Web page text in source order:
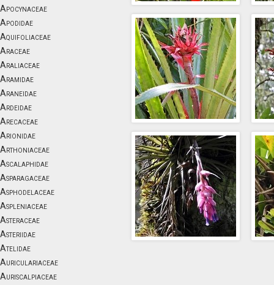
Apocynaceae
Apodidae
Aquifoliaceae
Araceae
Araliaceae
Aramidae
Araneidae
Ardeidae
Arecaceae
Arionidae
Arthoniaceae
Ascalaphidae
Asparagaceae
Asphodelaceae
Aspleniaceae
Asteraceae
Asteriidae
Atelidae
Auriculariaceae
Auriscalpiaceae